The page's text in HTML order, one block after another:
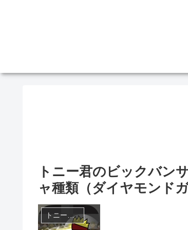
トニー君のビックバ
ャ種類（ダイヤモンドガ
トニー君シリーズ